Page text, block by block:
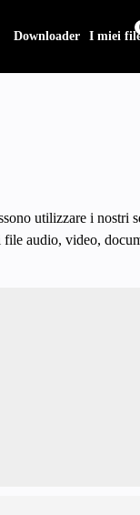
Downloader I miei
utilizzare i nostri
audio, video,